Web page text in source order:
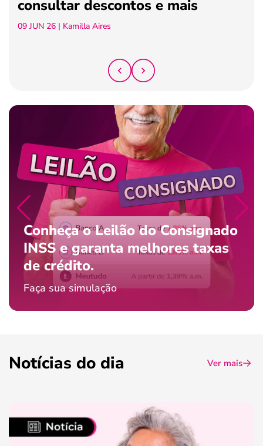
consultar descontos e mais
09 JUN 26 | Kamilla Aires
Conheça o Leilão do Consignado
INSS e garanta melhores taxas
de crédito.
Faça sua simulação
Notícias do dia Ver mais